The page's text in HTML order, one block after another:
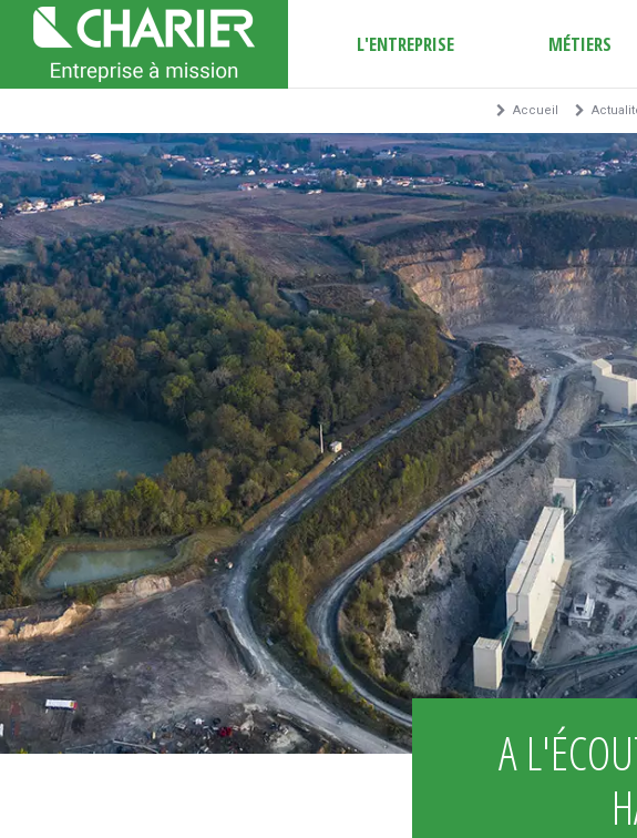
L'ENTREPRISE MÉTIERS
Accueil
A